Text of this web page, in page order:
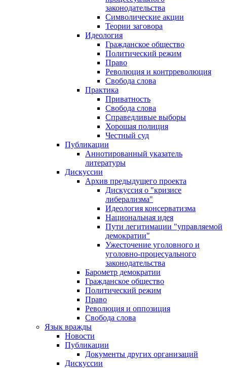
законодательства
Символические акции
Теории заговора
Идеология
Гражданское общество
Политический режим
Право
Революция и контрреволюция
Свобода слова
Практика
Приватность
Свобода слова
Справедливые выборы
Хорошая полиция
Честный суд
Публикации
Аннотированный указатель
литературы
Дискуссии
Архив предыдущего проекта
Дискуссия о "кризисе
либерализма"
Идеология консерватизма
Национальная идея
Пути легитимации "управляемой
демократии"
Ужесточение уголовного и
уголовно-процесуального
законодательства
Барометр демократии
Гражданское общество
Политический режим
Право
Революция и оппозиция
Свобода слова
Язык вражды
Новости
Публикации
Документы других организаций
Дискуссии